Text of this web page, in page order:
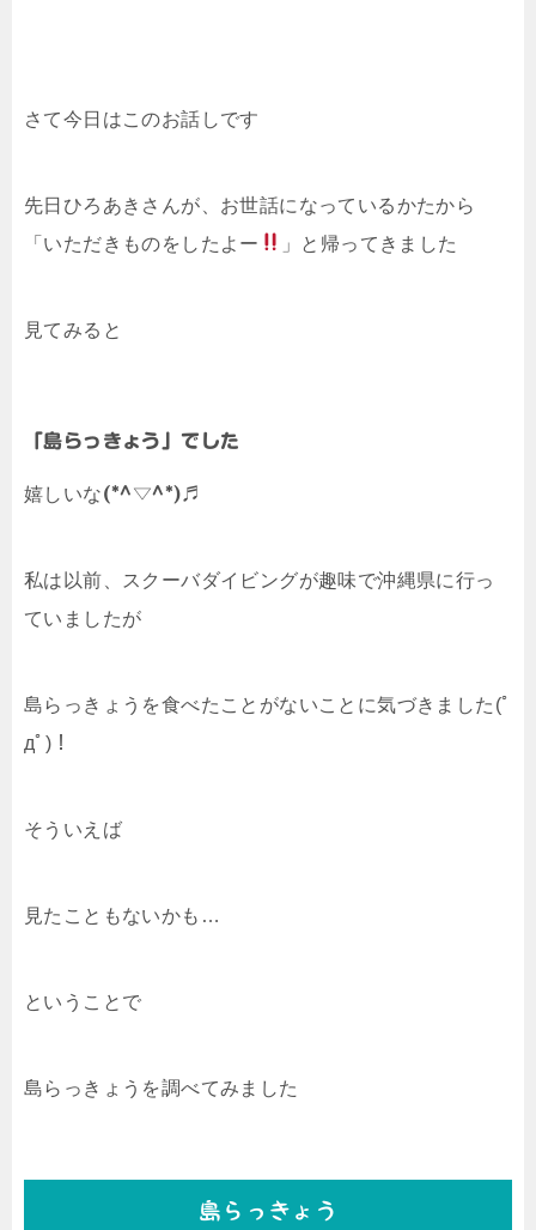
さて今日はこのお話しです
先日ひろあきさんが、お世話になっているかたから
「いただきものをしたよー
」と帰ってきました
見てみると
「島らっきょう」でした
嬉しいな(*^▽^*)♬
私は以前、スクーバダイビングが趣味で沖縄県に行っ
ていましたが
島らっきょうを食べたことがないことに気づきました(ﾟ
дﾟ)！
そういえば
見たこともないかも…
ということで
島らっきょうを調べてみました
島らっきょう